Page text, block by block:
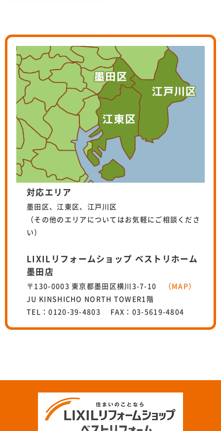
対応エリア
墨田区、江東区、江戸川区
（その他のエリアについてはお気軽にご相談くださ
い）
LIXILリフォームショップ ベストリホーム
墨田店
〒130-0003 東京都墨田区横川3-7-10
（MAP）
JU KINSHICHO NORTH TOWER1階
TEL：0120-39-4803 FAX：03-5619-4804